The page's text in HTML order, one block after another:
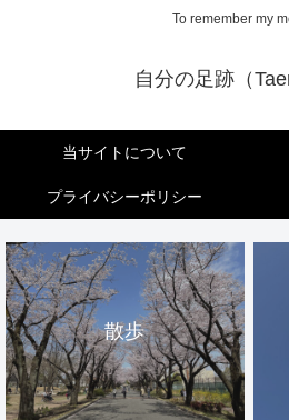
To remember my
自分の足跡（
当サイトについて
プライバシーポリシー
散歩